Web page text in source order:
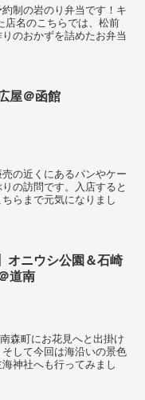
制の岩のり弁当です！キ
店名のこちらでは、松前
のおかずを詰めたお弁当
屋＠函館
の近くにあるパンやケー
の訪問です。入店すると
らまで元気になりまし
オニウシ公園＆石崎
道南
森町にお花見へと出掛け
して今回は海沿いの景色
神社へも行ってみまし